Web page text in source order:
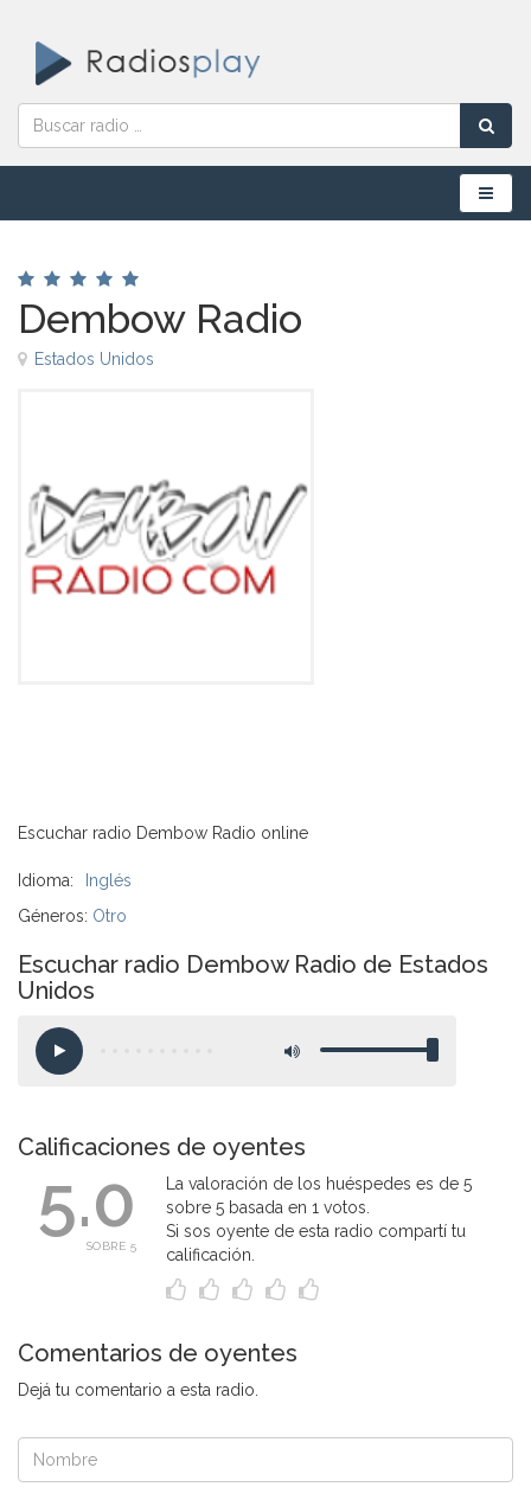
Menú
Dembow Radio
Estados Unidos
Escuchar radio Dembow Radio online
Idioma:
Inglés
Géneros: Otro
Escuchar radio Dembow Radio de Estados
Unidos
Calificaciones de oyentes
5.0
SOBRE 5
La valoración de los huéspedes es de 5
sobre 5 basada en 1 votos.
Si sos oyente de esta radio compartí tu
calificación.
Comentarios de oyentes
Dejá tu comentario a esta radio.